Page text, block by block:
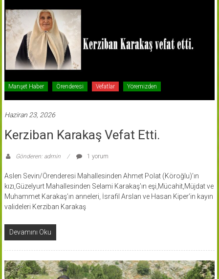
Manşet Haber Örenderesi Vefatlar Yöremizden
Haziran 23, 2026
Kerziban Karakaş Vefat Etti.
Gönderen: admin 1 yorum
Aslen Sevin/Örenderesi Mahallesinden Ahmet Polat (Köroğlu)’ın
kızı,Güzelyurt Mahallesinden Selami Karakaş’ın eşi,Mücahit,Müjdat ve
Muhammet Karakaş’ın anneleri, İsrafil Arslan ve Hasan Kiper’in kayın
valideleri Kerziban Karakaş
Devamını Oku